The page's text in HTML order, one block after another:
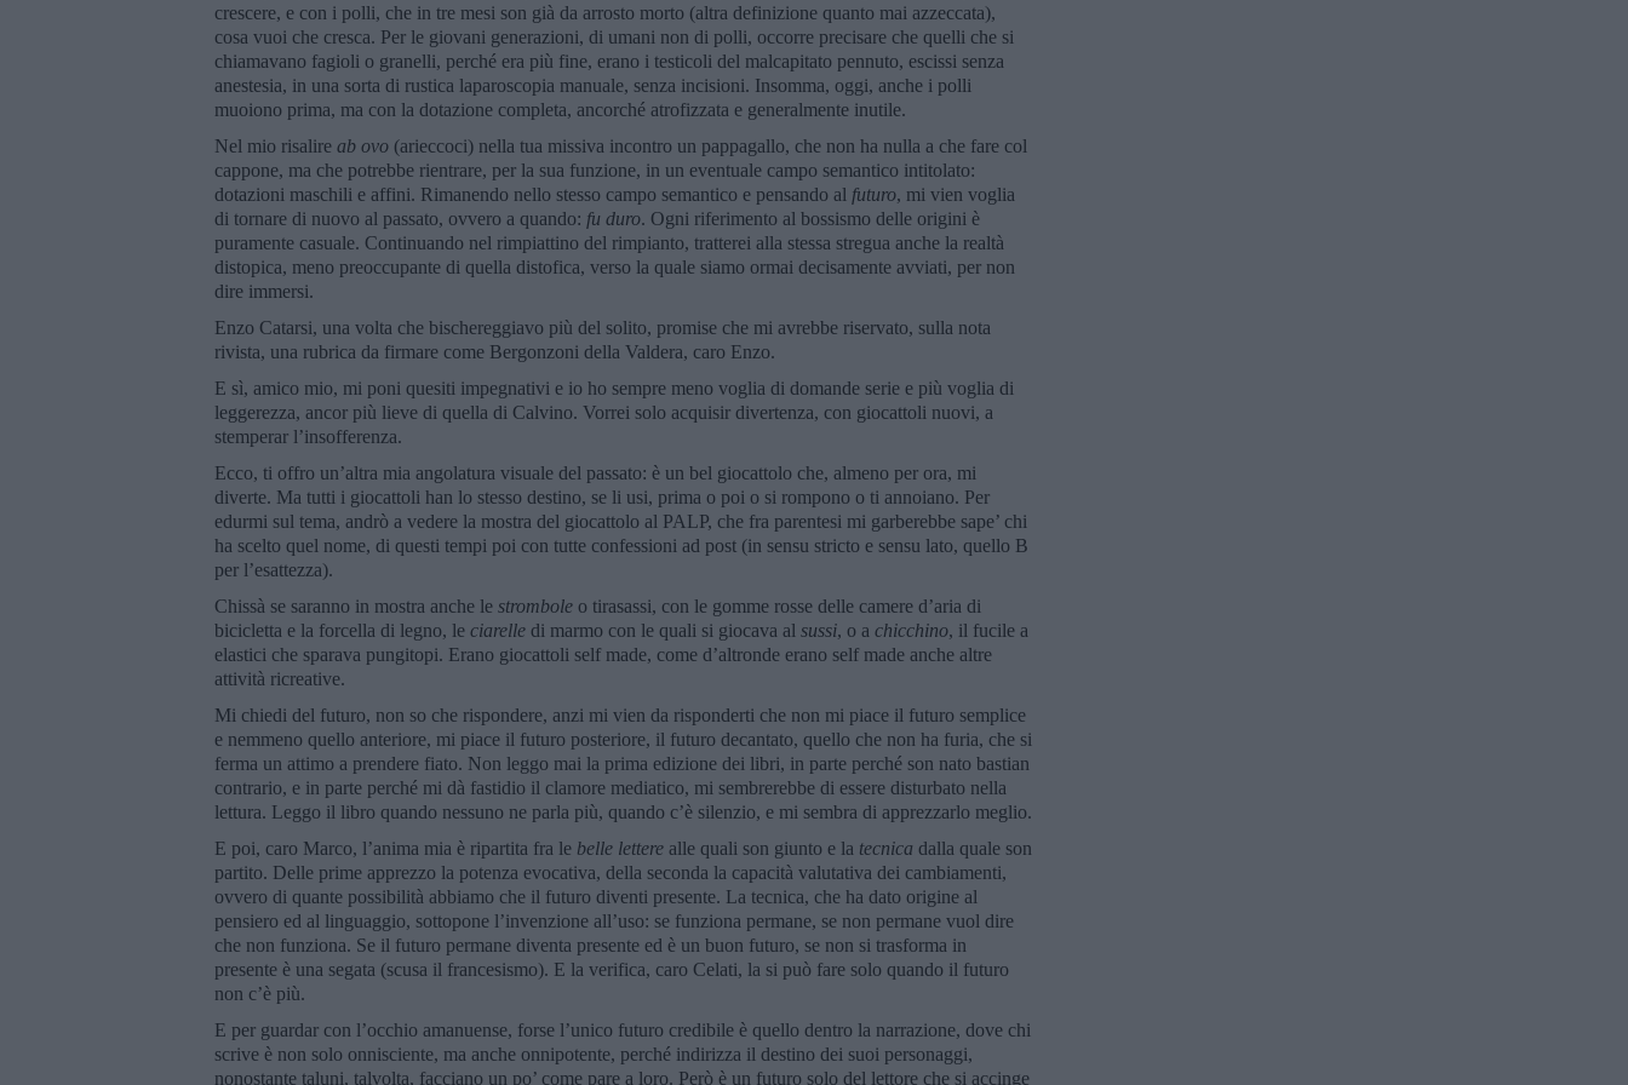
crescere, e con i polli, che in tre mesi son già da arrosto morto (altra definizione quanto mai azzeccata),
cosa vuoi che cresca. Per le giovani generazioni, di umani non di polli, occorre precisare che quelli che si
chiamavano fagioli o granelli, perché era più fine, erano i testicoli del malcapitato pennuto, escissi senza
anestesia, in una sorta di rustica laparoscopia manuale, senza incisioni. Insomma, oggi, anche i polli
muoiono prima, ma con la dotazione completa, ancorché atrofizzata e generalmente inutile.
Nel mio risalire ab ovo (arieccoci) nella tua missiva incontro un pappagallo, che non ha nulla a che fare col
cappone, ma che potrebbe rientrare, per la sua funzione, in un eventuale campo semantico intitolato:
dotazioni maschili e affini. Rimanendo nello stesso campo semantico e pensando al futuro, mi vien voglia
di tornare di nuovo al passato, ovvero a quando: fu duro. Ogni riferimento al bossismo delle origini è
puramente casuale. Continuando nel rimpiattino del rimpianto, tratterei alla stessa stregua anche la realtà
distopica, meno preoccupante di quella distofica, verso la quale siamo ormai decisamente avviati, per non
dire immersi.
Enzo Catarsi, una volta che bischereggiavo più del solito, promise che mi avrebbe riservato, sulla nota
rivista, una rubrica da firmare come Bergonzoni della Valdera, caro Enzo.
E sì, amico mio, mi poni quesiti impegnativi e io ho sempre meno voglia di domande serie e più voglia di
leggerezza, ancor più lieve di quella di Calvino. Vorrei solo acquisir divertenza, con giocattoli nuovi, a
stemperar l’insofferenza.
Ecco, ti offro un’altra mia angolatura visuale del passato: è un bel giocattolo che, almeno per ora, mi
diverte. Ma tutti i giocattoli han lo stesso destino, se li usi, prima o poi o si rompono o ti annoiano. Per
edurmi sul tema, andrò a vedere la mostra del giocattolo al PALP, che fra parentesi mi garberebbe sape’ chi
ha scelto quel nome, di questi tempi poi con tutte confessioni ad post (in sensu stricto e sensu lato, quello B
per l’esattezza).
Chissà se saranno in mostra anche le strombole o tirasassi, con le gomme rosse delle camere d’aria di
bicicletta e la forcella di legno, le ciarelle di marmo con le quali si giocava al sussi, o a chicchino, il fucile a
elastici che sparava pungitopi. Erano giocattoli self made, come d’altronde erano self made anche altre
attività ricreative.
Mi chiedi del futuro, non so che rispondere, anzi mi vien da risponderti che non mi piace il futuro semplice
e nemmeno quello anteriore, mi piace il futuro posteriore, il futuro decantato, quello che non ha furia, che si
ferma un attimo a prendere fiato. Non leggo mai la prima edizione dei libri, in parte perché son nato bastian
contrario, e in parte perché mi dà fastidio il clamore mediatico, mi sembrerebbe di essere disturbato nella
lettura. Leggo il libro quando nessuno ne parla più, quando c’è silenzio, e mi sembra di apprezzarlo meglio.
E poi, caro Marco, l’anima mia è ripartita fra le belle lettere alle quali son giunto e la tecnica dalla quale son
partito. Delle prime apprezzo la potenza evocativa, della seconda la capacità valutativa dei cambiamenti,
ovvero di quante possibilità abbiamo che il futuro diventi presente. La tecnica, che ha dato origine al
pensiero ed al linguaggio, sottopone l’invenzione all’uso: se funziona permane, se non permane vuol dire
che non funziona. Se il futuro permane diventa presente ed è un buon futuro, se non si trasforma in
presente è una segata (scusa il francesismo). E la verifica, caro Celati, la si può fare solo quando il futuro
non c’è più.
E per guardar con l’occhio amanuense, forse l’unico futuro credibile è quello dentro la narrazione, dove chi
scrive è non solo onnisciente, ma anche onnipotente, perché indirizza il destino dei suoi personaggi,
nonostante taluni, talvolta, facciano un po’ come pare a loro. Però è un futuro solo del lettore che si accinge